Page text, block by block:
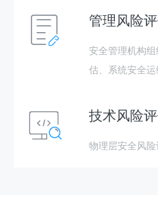
管理风险
安全管理机构
估、系统安全
技术风险
物理层安全风